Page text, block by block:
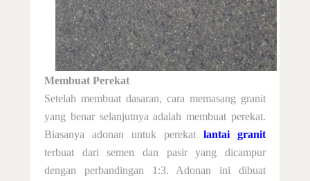
Membuat Perekat
Setelah membuat dasaran, cara memasang granit
yang benarselanjutnya adalah membuat perekat.
Biasanya adonan untuk perekat lantai granit
terbuat dari semen dan pasir yang dicampur
dengan perbandingan 1:3. Adonan ini dibuat